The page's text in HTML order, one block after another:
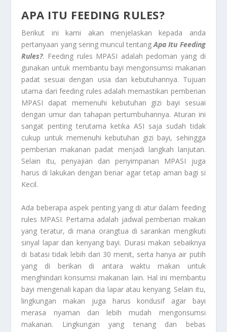
APA ITU FEEDING RULES?
Berikut ini kami akan menjelaskan kepada anda
pertanyaan yang sering muncul tentangApa Itu Feeding
Rules?. Feeding rules MPASI adalah pedoman yang di
gunakan untuk membantu bayi mengonsumsi makanan
padat sesuai dengan usia dan kebutuhannya. Tujuan
utama dari feeding rules adalah memastikan pemberian
MPASI dapat memenuhi kebutuhan gizi bayi sesuai
dengan umur dan tahapan pertumbuhannya. Aturan ini
sangat penting terutama ketika ASI saja sudah tidak
cukup untuk memenuhi kebutuhan gizi bayi, sehingga
pemberian makanan padat menjadi langkah lanjutan.
Selain itu, penyajian dan penyimpanan MPASI juga
harus di lakukan dengan benar agar tetap aman bagi si
Kecil.
Ada beberapa aspek penting yang di atur dalam feeding
rules MPASI. Pertama adalah jadwal pemberian makan
yang teratur, di mana orangtua di sarankan mengikuti
sinyal lapar dan kenyang bayi. Durasi makan sebaiknya
di batasi tidak lebih dari 30 menit, serta hanya air putih
yang di berikan di antara waktu makan untuk
menghindari konsumsi makanan lain. Hal ini membantu
bayi mengenali kapan dia lapar atau kenyang. Selain itu,
lingkungan makan juga harus kondusif agar bayi
merasa nyaman dan lebih mudah mengonsumsi
makanan. Lingkungan yang tenang dan bebas